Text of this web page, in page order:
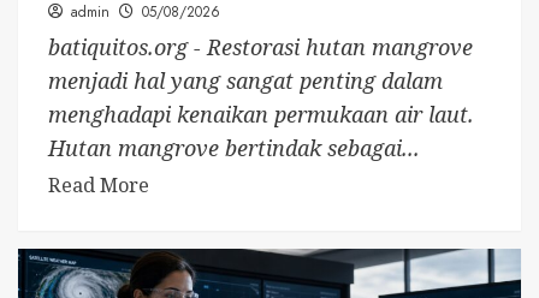
admin 05/08/2026
batiquitos.org - Restorasi hutan mangrove
menjadi hal yang sangat penting dalam
menghadapi kenaikan permukaan air laut.
Hutan mangrove bertindak sebagai...
Read More